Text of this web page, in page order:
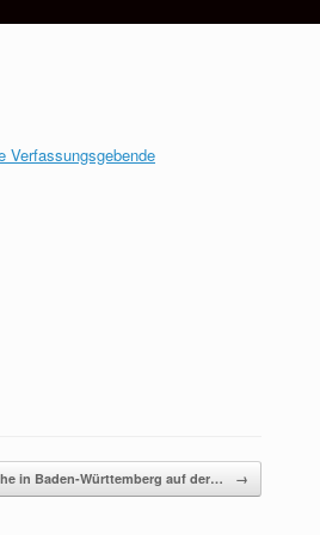
Verfassungsgebende
in Baden-Württemberg auf der… →